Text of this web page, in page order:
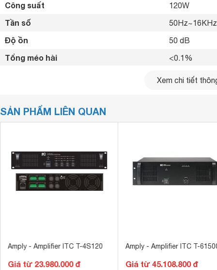
Công suất 120W
Tần số
Độ ồn 50 dB
Tổng méo hài <0.1%
110V-230V
Trọng lượng
Xem chi tiết
SẢN PHẨM LIÊN QUAN
Amply - Amplifier ITC T-4S120
Giá từ 23.980.000 đ
Amply - Amplifier ITC T-
Giá từ 45.108.800 đ